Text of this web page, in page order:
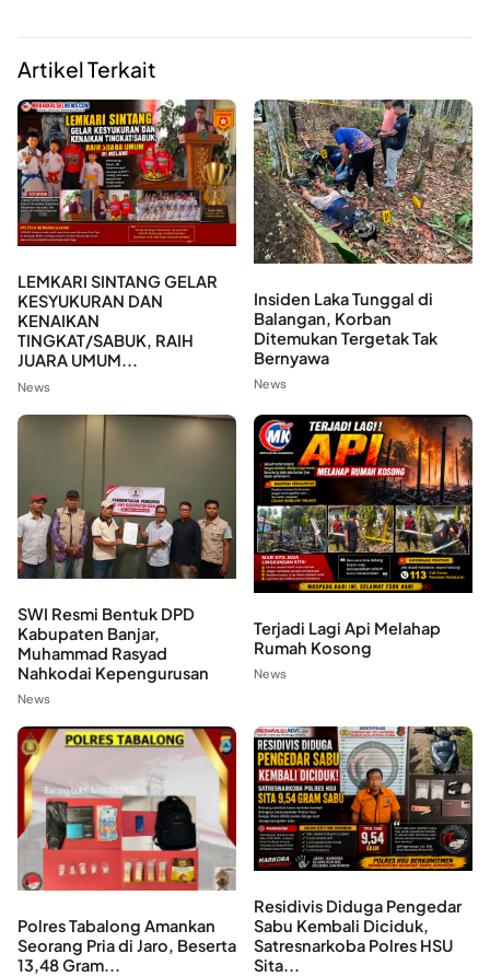
Artikel Terkait
LEMKARI SINTANG GELAR
KESYUKURAN DAN
KENAIKAN
TINGKAT/SABUK, RAIH
JUARA UMUM...
News
Insiden Laka Tunggal di
Balangan, Korban
Ditemukan Tergetak Tak
Bernyawa
News
SWI Resmi Bentuk DPD
Kabupaten Banjar,
Muhammad Rasyad
Nahkodai Kepengurusan
News
Terjadi Lagi Api Melahap
Rumah Kosong
News
Polres Tabalong Amankan
Seorang Pria di Jaro, Beserta
13,48 Gram...
Residivis Diduga Pengedar
Sabu Kembali Diciduk,
Satresnarkoba Polres HSU
Sita...